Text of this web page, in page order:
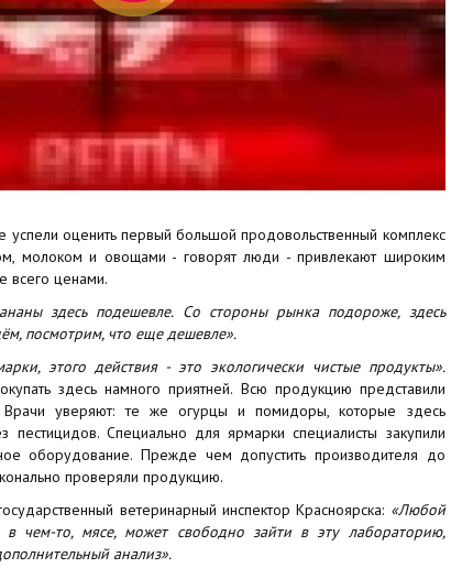
оценить первый большой продовольственный комплекс
молоком и овощами - говорят люди - привлекают широким
всего ценами.
здесь подешевле. Со стороны рынка подороже, здесь
посмотрим, что еще дешевле».
этого действия - это экологически чистые продукты».
здесь намного приятней. Всю продукцию представили
Врачи уверяют: те же огурцы и помидоры, которые здесь
Специально для ярмарки специалисты закупили
оборудование. Прежде чем допустить производителя до
проверяли продукцию.
ветеринарный инспектор Красноярска: «Любой
в чем-то, мясе, может свободно зайти в эту лабораторию,
анализ».